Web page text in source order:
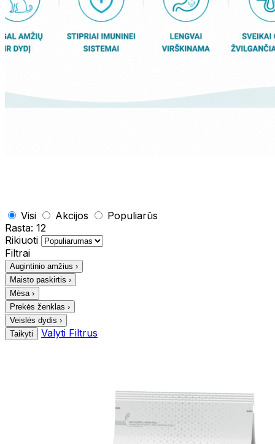
Visi Akcijos
Populiarūs
Rasta: 12
Rikiuoti
Filtrai
Augintinio amžius ›
Maisto paskirtis ›
Mėsa ›
Prekės ženklas ›
Veislės dydis ›
Taikyti
Valyti Filtrus